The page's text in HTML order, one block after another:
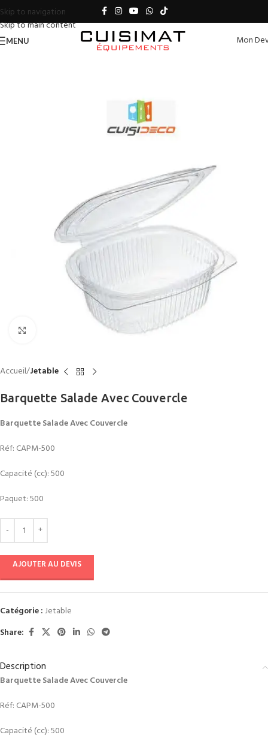
Skip to navigation
Skip to main content
MENU Mon
Accueil Jetable
Barquette Salade Avec Couvercle
Barquette Salade Avec Couvercle
Réf: CAPM-500
Capacité (cc): 500
Paquet: 500
AJOUTER AU DEVIS
Catégorie :Jetable
Share:
Description
Barquette Salade Avec Couvercle
Réf: CAPM-500
Capacité (cc): 500